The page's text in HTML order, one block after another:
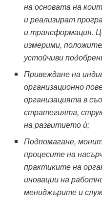
на основата на
и реализират
и трансформация.
измерими,
устойчиви
Привеждане на
организационно
организациятав
стратегията,
на развитието ѝ;
Подпомагане,
процесите на
практикитена
иновациина
мениджърите и